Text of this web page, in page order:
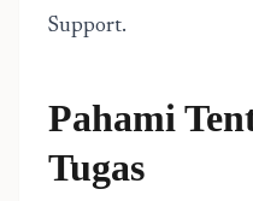
Support.
Pahami
Tugas